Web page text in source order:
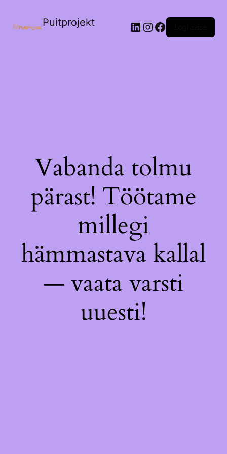
Puitprojekt LinkedIn
Instagram
Facebook
Vabanda tolmu
pärast! Töötame
millegi
hämmastava kallal
— vaata varsti
uuesti!